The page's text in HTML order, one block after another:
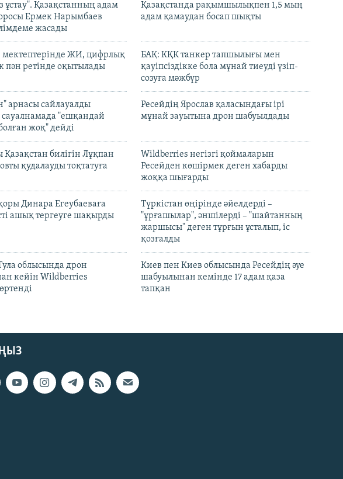
ұстау". Қазақстанның адам
Ермек Нарымбаев
жасады
Қазақстанда рақымшылықпен 1,5 мың
адам қамаудан босап шықты
мектептерінде ЖИ, цифрлық
пән ретінде оқытылады
БАҚ: КҚК танкер тапшылығы мен
қауіпсіздікке бола мұнай тиеуді үзіп-
созуға мәжбүр
арнасы сайлауалды
сауалнамада "ешқандай
жоқ" дейді
Ресейдің Ярослав қаласындағы ірі
мұнай зауытына дрон шабуылдады
Қазақстан билігін Лұқпан
қудалауды тоқтатуға
Wildberries негізгі қоймаларын
Ресейден көшірмек деген хабарды
жоққа шығарды
Динара Егеубаеваға
ашық тергеуге шақырды
Түркістан өңірінде әйелдерді –
"ұрғашылар", әншілерді – "шайтанның
жаршысы" деген тұрғын ұсталып, іс
қозғалды
облысында дрон
кейін Wildberries
Киев пен Киев облысында Ресейдің әуе
шабуылынан кемінде 17 адам қаза
тапқан